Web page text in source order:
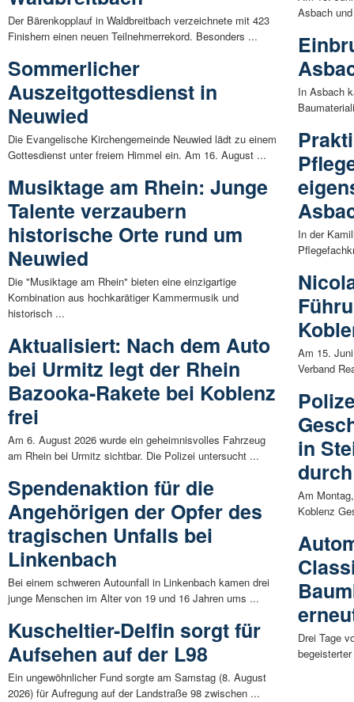
Der Bärenkopplauf in Waldbreitbach verzeichnete mit 423
Finishern einen neuen Teilnehmerrekord. Besonders ...
Sommerlicher
Auszeitgottesdienst in
Neuwied
Die Evangelische Kirchengemeinde Neuwied lädt zu einem
Gottesdienst unter freiem Himmel ein. Am 16. August ...
Musiktage am Rhein: Junge
Talente verzaubern
historische Orte rund um
Neuwied
Die "Musiktage am Rhein" bieten eine einzigartige
Kombination aus hochkarätiger Kammermusik und
historisch ...
Aktualisiert: Nach dem Auto
bei Urmitz legt der Rhein
Bazooka-Rakete bei Koblenz
frei
Am 6. August 2026 wurde ein geheimnisvolles Fahrzeug
am Rhein bei Urmitz sichtbar. Die Polizei untersucht ...
Spendenaktion für die
Angehörigen der Opfer des
tragischen Unfalls bei
Linkenbach
Bei einem schweren Autounfall in Linkenbach kamen drei
junge Menschen im Alter von 19 und 16 Jahren ums ...
Kuscheltier-Delfin sorgt für
Aufsehen auf der L98
Ein ungewöhnlicher Fund sorgte am Samstag (8. August
2026) für Aufregung auf der Landstraße 98 zwischen ...
Asbach
In Asbach
In der
Am 15.
Verband
in
durch
Am
Koblenz
Drei Tage